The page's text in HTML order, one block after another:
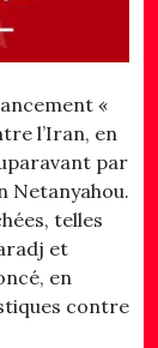
«
l’Iran, en
par
Netanyahou.
telles
et
en
contre